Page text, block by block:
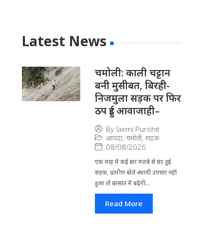
Latest News
चमोली: काली चट्टान
बनी मुसीबत, बिरही-
निजमुला सड़क पर फिर
ठप हुई आवाजाही–
By laxmi Purohit
आपदा, चमोली, सड़क
08/08/2026
एक माह में कई बार मलबे से बंद हुई
सड़क, ग्रामीण बोले-स्थायी उपचार नहीं
हुआ तो बरसात में बढ़ेगी...
Read More